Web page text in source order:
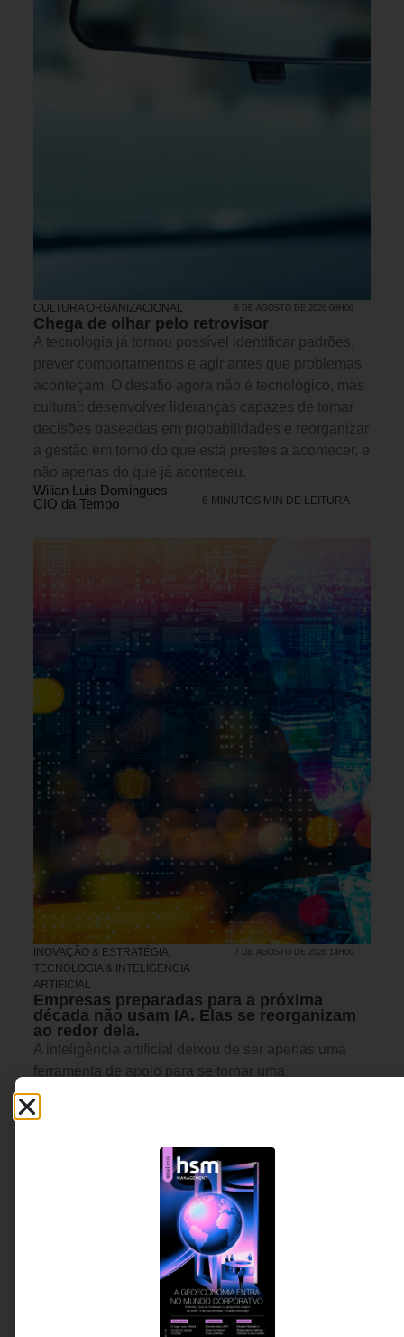
CULTURA ORGANIZACIONAL 8 DE AGOSTO DE 2026 08H00
Chega de olhar pelo retrovisor
A tecnologia já tornou possível identificar padrões,
prever comportamentos e agir antes que problemas
aconteçam. O desafio agora não é tecnológico, mas
cultural: desenvolver lideranças capazes de tomar
decisões baseadas em probabilidades e reorganizar
a gestão em torno do que está prestes a acontecer, e
não apenas do que já aconteceu.
Wilian Luis Domingues -
CIO da Tempo
6 MINUTOS MIN DE LEITURA
INOVAÇÃO & ESTRATÉGIA,
TECNOLOGIA & INTELIGENCIA
ARTIFICIAL
7 DE AGOSTO DE 2026 14H00
Empresas preparadas para a próxima
década não usam IA. Elas se reorganizam
ao redor dela.
A inteligência artificial deixou de ser apenas uma
ferramenta de apoio para se tornar uma
infraestrutura capaz de reorganizar decisões,
processos e modelos de trabalho. Em um cenário
desafio das lideranças já não é implementar
tecnologia, mas redesenhar a forma como humanos
e máquinas colaboram para gerar valor.
5 MINUTOS MIN DE LEITURA